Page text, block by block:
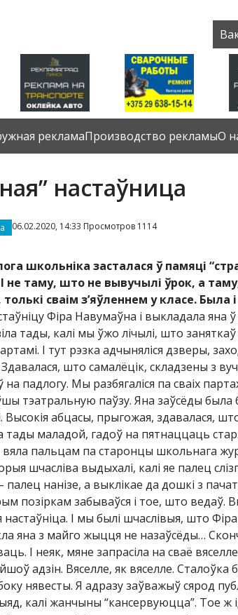
рекламаПроизводство рекламыО
настаўница
06.02.2020, 14:33 Просмотров 1114
школьніка засталася ў памяці
І не таму, што не вывучылі ўрок, а
сваім з’яўленнем у класе.
Фіра Навумаўна і выкладала яна
тады, калі мы ўжо лічылі, што
І тут рэзка адчыняліся дзверы,
што самалёцік, складзены з
падлогу. Мы разбягаліся па сваіх
тэатральную паўзу. Яна заўсёды
Высокія абцасы, прыгожая, здавалася,
тады маладой, гадоў на пятнаццаць
пальцам па старонцы школьнага
шчасліва выдыхалі, калі яе палец
палец нанізе, а выклікае да дошкі з
позіркам забываўся і тое, што ведаў.
І мы былі шчаслівыя, што
яна з майго жыцця не назаўсёды…
І неяк, мяне запрасіла на сваё
адзін. Вяселле, як вяселле.
нявесты. Я адразу заўважыў сярод
калі жанчыны “кансервуюцца”. Тое ж